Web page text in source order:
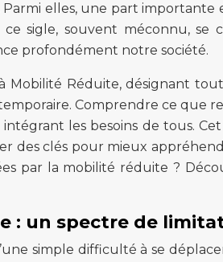
elles, une part importante
sigle, souvent méconnu, se
profondément notre société.
à Mobilité Réduite, désignant
Comprendre ce que
les besoins de tous.
des clés pour mieux
par la mobilité réduite ?
: un spectre de
simple difficulté à se